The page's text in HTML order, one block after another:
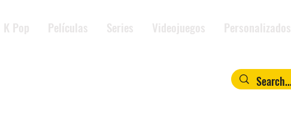
K Pop Películas Series Videojuegos Personalizados